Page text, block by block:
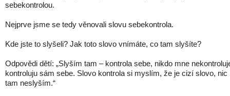
sebekontrolou.
Nejprve jsme se tedy věnovali slovu sebekontrola.
Kde jste to slyšeli? Jak toto slovo vnímáte, co tam slyšíte?
Odpovědi dětí: „Slyším tam – kontrola sebe, nikdo mne
kontroluju sám sebe. Slovo kontrola si myslím, že je cizí slovo, nic
tam neslyším.“